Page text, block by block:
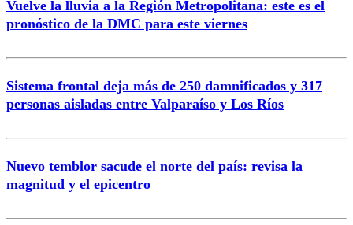
Enviar comentario
Vuelve la lluvia a la Región Metropolitana: este es el
pronóstico de la DMC para este viernes
Sistema frontal deja más de 250 damnificados y 317
personas aisladas entre Valparaíso y Los Ríos
Nuevo temblor sacude el norte del país: revisa la
magnitud y el epicentro